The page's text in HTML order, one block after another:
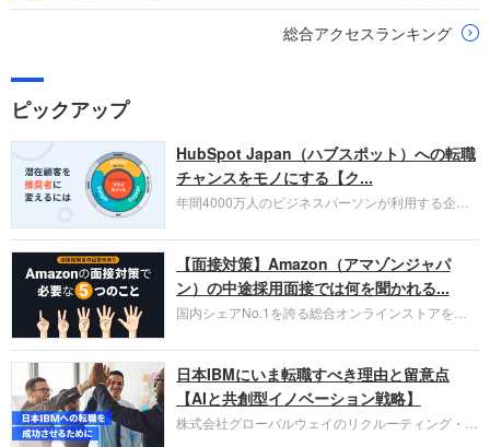
総合アクセスランキング
ピックアップ
HubSpot Japan（ハブスポット）への転職
チャンスをモノにする【ク...
年間4000万人のビジネスパーソンが利用する企業
お勧めするイチオシ企業をご紹介します。今回はク
ラウド型CRMプラットフォームを提供する
HubSpot Japan（ハブスポット・ジャパン）株式会
社です。採用面接対策の企業研究にご活用くださ
い。
【面接対策】Amazon（アマゾンジャパ
ン）の中途採用面接では何を聞かれる...
国内シェアNo.1を誇る総合オンラインストアを運
圧倒的な存在感を持つAmazon。中途採用面接では
過去の具体的な業務成果やリーダーシップの発揮、
失敗からの学びが重視され、人間性やカルチャーフ
ィットも評価対象となり、長期的に成長できる仲間
であるかを多角的に審査されます。
日本IBMにいま転職すべき理由と留意点
【AIと共創型イノベーション戦略】
株式会社グローバルウェイのリクルーティング・パ